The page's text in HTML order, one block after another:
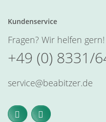
Kundenservice
Fragen? Wir helfen gern!
+49 (0) 8331/
service@beabitzer.de